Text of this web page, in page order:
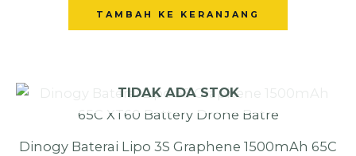
TAMBAH KE KERANJANG
TIDAK ADA STOK
Dinogy Baterai Lipo 3S Graphene 1500mAh 65C